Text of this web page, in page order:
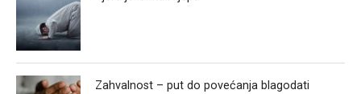
Zahvalnost – put do povećanja blagodati